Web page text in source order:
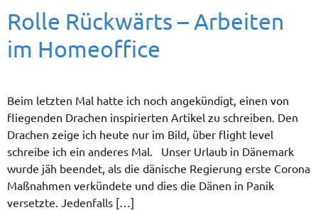
Rolle Rückwärts – Arbeiten
im Homeoffice
Beim letzten Mal hatte ich noch angekündigt, einen von
fliegenden Drachen inspirierten Artikel zu schreiben. Den
Drachen zeige ich heute nur im Bild, über flight level
schreibe ich ein anderes Mal. Unser Urlaub in Dänemark
wurde jäh beendet, als die dänische Regierung erste Corona
Maßnahmen verkündete und dies die Dänen in Panik
versetzte. Jedenfalls […]